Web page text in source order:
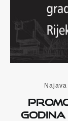
Najava
godina